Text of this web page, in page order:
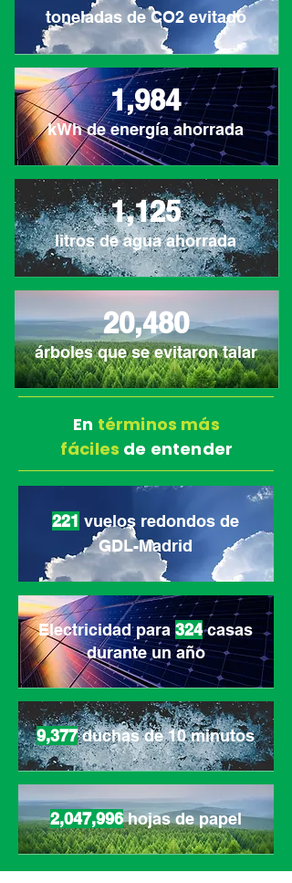
toneladas de CO2 evitado
1,984
kWh de energía ahorrada
1,125
litros de agua ahorrada
20,480
árboles que se evitaron talar
En términos más
fáciles de entender
221 vuelos redondos de
GDL-Madrid
Electricidad para324casas
durante un año
9,377duchas de 10 minutos
2,047,996hojas de papel